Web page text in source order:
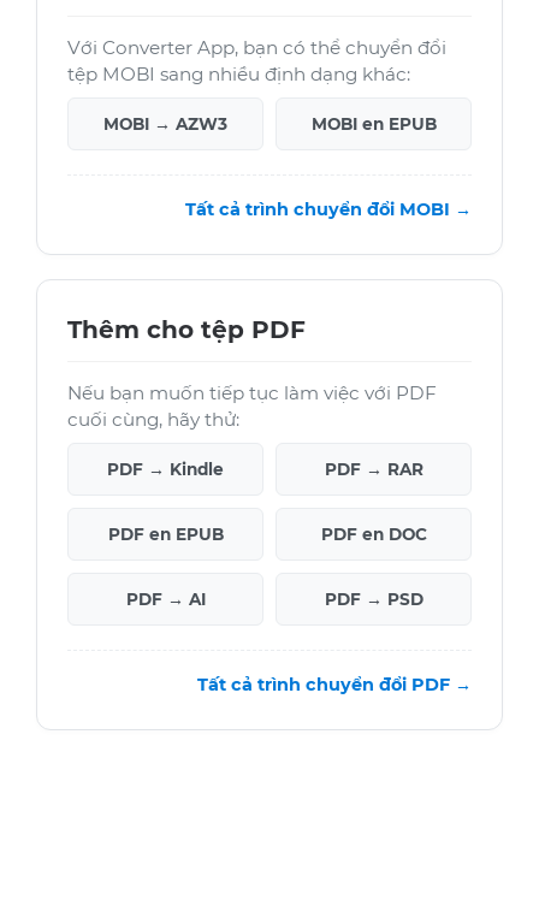
Với Converter App, bạn có thể chuyển đổi
tệp MOBI sang nhiều định dạng khác:
MOBI → AZW3 MOBI en EPUB
Tất cả trình chuyển đổi MOBI →
Thêm cho tệp PDF
Nếu bạn muốn tiếp tục làm việc với PDF
cuối cùng, hãy thử:
PDF → Kindle PDF → RAR
PDF en EPUB PDF en DOC
PDF → AI PDF → PSD
Tất cả trình chuyển đổi PDF →